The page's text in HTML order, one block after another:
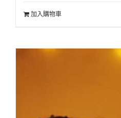
加入購物車